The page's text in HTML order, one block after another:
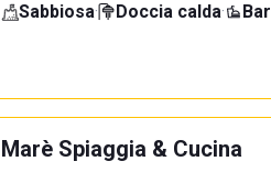
Sabbiosa· Doccia calda· Bar
Marè Spiaggia & Cucina